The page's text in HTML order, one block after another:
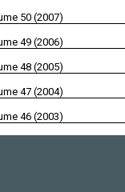
50 (2007)
49 (2006)
48 (2005)
47 (2004)
46 (2003)